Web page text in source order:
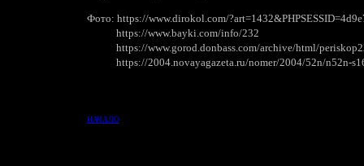
Фото: https://www.dirokol.com/
https://www.bayki.com/info/232
https://www.gorod.donbass.com/archive/html/
https://2004.novayagazeta.ru/nomer/2004/52n/n52n-
НАЧАЛО